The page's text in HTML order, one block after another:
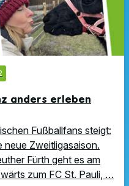
anders erleben
Fußballfans steigt:
neue Zweitligasaison.
Fürth geht es am
zum FC St. Pauli, …